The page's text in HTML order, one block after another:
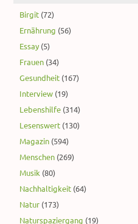
Birgit (72)
Ernährung (56)
Essay (5)
Frauen (34)
Gesundheit (167)
Interview (19)
Lebenshilfe (314)
Lesenswert (130)
Magazin (594)
Menschen (269)
Musik (80)
Nachhaltigkeit (64)
Natur (173)
Naturspaziergang (19)